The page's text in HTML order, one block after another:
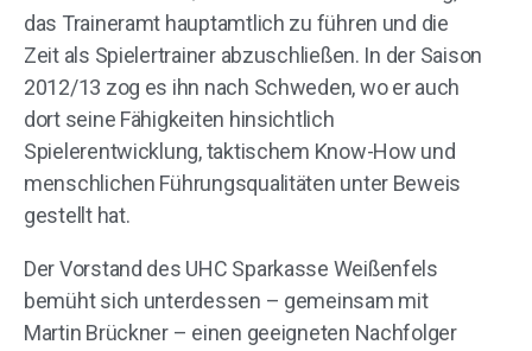
das Traineramt hauptamtlich zu führen und die
Zeit als Spielertrainer abzuschließen. In der Saison
2012/13 zog es ihn nach Schweden, wo er auch
dort seine Fähigkeiten hinsichtlich
Spielerentwicklung, taktischem Know-How und
menschlichen Führungsqualitäten unter Beweis
gestellt hat.
Der Vorstand des UHC Sparkasse Weißenfels
bemüht sich unterdessen – gemeinsam mit
Martin Brückner – einen geeigneten Nachfolger